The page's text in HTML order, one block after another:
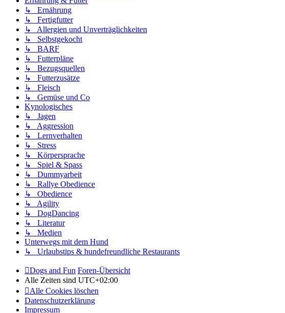
↳ Ernährung
↳ Fertigfutter
↳ Allergien und Unverträglichkeiten
↳ Selbstgekocht
↳ BARF
↳ Futterpläne
↳ Bezugsquellen
↳ Futterzusätze
↳ Fleisch
↳ Gemüse und Co
Kynologisches
↳ Jagen
↳ Aggression
↳ Lernverhalten
↳ Stress
↳ Körpersprache
↳ Spiel & Spass
↳ Dummyarbeit
↳ Rallye Obedience
↳ Obedience
↳ Agility
↳ DogDancing
↳ Literatur
↳ Medien
Unterwegs mit dem Hund
↳ Urlaubstips & hundefreundliche Restaurants
Dogs and Fun Foren-Übersicht
Alle Zeiten sind UTC+02:00
Alle Cookies löschen
Datenschutzerklärung
Impressum